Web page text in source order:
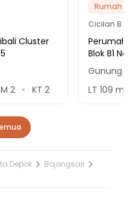
Cluster
2 KT 2
Rumah
Cicilan 8.4
Blok B1 No.1
Gunung
LT 109 m²
Depok
Bojongsari